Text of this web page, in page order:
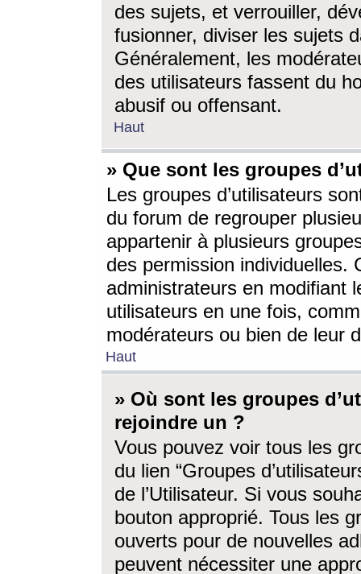
des sujets, et verrouiller,
fusionner, diviser les sujets
Généralement, les
des utilisateurs fassent du
abusif ou offensant.
Haut
» Que sont les groupes
Les groupes d’utilisateurs
du forum de regrouper
appartenir à plusieurs
des permission individuelles.
administrateurs en modifiant
utilisateurs en une fois,
modérateurs ou bien de leur
Haut
» Où sont les groupes
rejoindre un ?
Vous pouvez voir tous les
du lien “Groupes
de l’Utilisateur. Si vous
bouton approprié. Tous les
ouverts pour de nouvelles
peuvent nécessiter une